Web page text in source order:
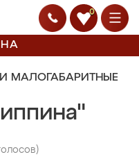
0
МАЛОГАБАРИТНЫЕ